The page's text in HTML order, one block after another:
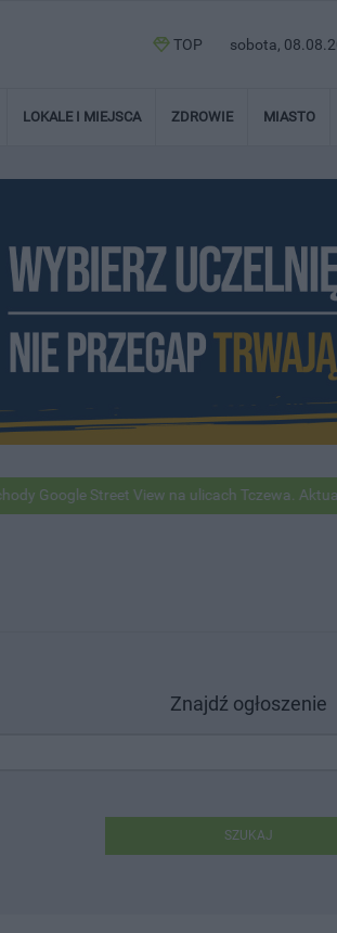
TOP sobota,
LOKALE I MIEJSCA ZDROWIE MIASTO
Google Street View na ulicach Tczewa.
Znajdź ogłoszenie
SZUKAJ